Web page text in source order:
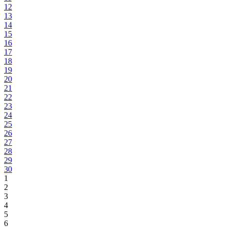
12
13
14
15
16
17
18
19
20
21
22
23
24
25
26
27
28
29
30
1
2
3
4
5
6